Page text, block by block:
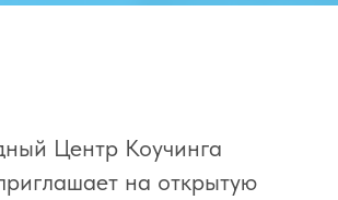
Центр Коучинга
на открытую